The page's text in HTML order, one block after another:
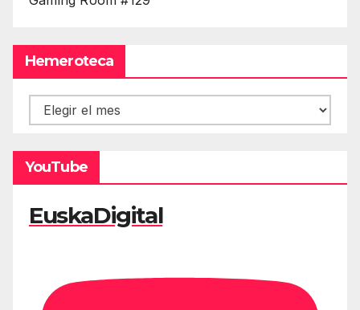
Hemeroteca
Hemeroteca
YouTube
EuskaDigital